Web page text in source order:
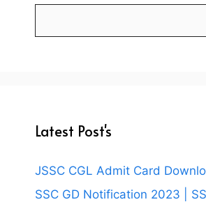
Latest Post's
JSSC CGL Admit Card
SSC GD Notification 2023 |